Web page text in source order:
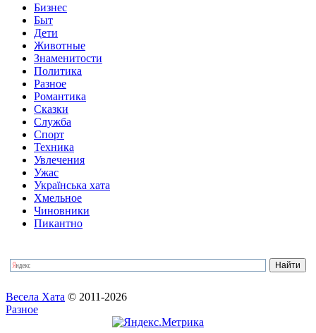
Бизнес
Быт
Дети
Животные
Знаменитости
Политика
Разное
Романтика
Сказки
Служба
Спорт
Техника
Увлечения
Ужас
Українська хата
Хмельное
Чиновники
Пикантно
Весела Хата © 2011-2026
Разное